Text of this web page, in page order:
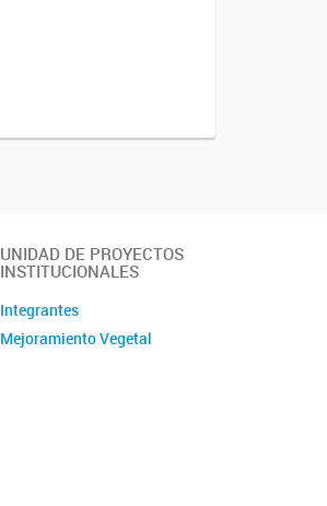
UNIDAD DE PROYECTOS
INSTITUCIONALES
Integrantes
Mejoramiento Vegetal